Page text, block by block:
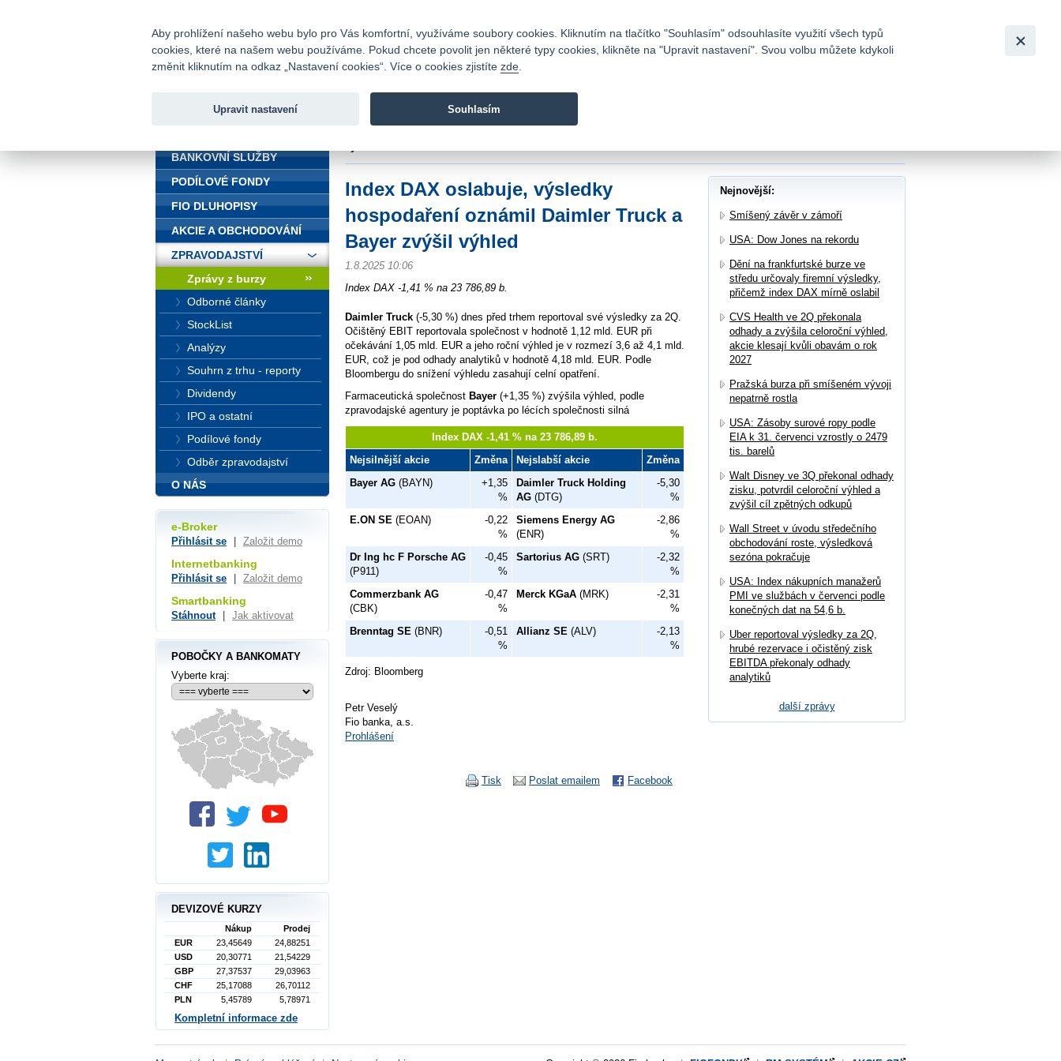
Fio banka
Fio banka je moderní česká banka. Poskytuje účty bez poplatků a
Index DAX oslabuje, výsledky
hospodaření oznámil Daimler Truck a
Bayer zvýšil výhled
1.8.2025 10:06
Index DAX -1,41 % na 23 786,89 b.
Daimler Truck (-5,30 %) dnes před trhem reportoval své výsledky za 2Q.
Očištěný EBIT reportovala společnost v hodnotě 1,12 mld. EUR při
očekávání 1,05 mld. EUR a jeho roční výhled je v rozmezí 3,6 až 4,1 mld.
EUR, což je pod odhady analytiků v hodnotě 4,18 mld. EUR. Podle
Bloombergu do snížení výhledu zasahují celní opatření.
Farmaceutická společnost Bayer (+1,35 %) zvýšila výhled, podle
zpravodajské agentury je poptávka po lécích společnosti silná
Index DAX -1,41 % na 23 786,89 b.
Nejsilnější akcie
Změna Nejslabší akcie
Změna
Bayer AG (BAYN)
+1,35
%
Daimler Truck Holding
AG (DTG)
-5,30
%
E.ON SE (EOAN)
-0,22
%
Siemens Energy AG
(ENR)
-2,86
%
Dr Ing hc F Porsche AG
(P911)
-0,45
%
Sartorius AG (SRT)
-2,32
%
Commerzbank AG
(CBK)
-0,47
%
Merck KGaA (MRK)
-2,31
%
Brenntag SE (BNR)
-0,51
%
Allianz SE (ALV)
-2,13
%
Zdroj: Bloomberg
Petr Veselý
Fio banka, a.s.
Prohlášení
Facebook
Poslat emailem
Tisk
Nejnovější:
Smíšený závěr v zámoří
USA: Dow Jones na rekordu
Dění na frankfurtské burze ve
středu určovaly firemní výsledky,
přičemž index DAX mírně oslabil
CVS Health ve 2Q překonala
odhady a zvýšila celoroční výhled,
akcie klesají kvůli obavám o rok
2027
Pražská burza při smíšeném vývoji
nepatrně rostla
USA: Zásoby surové ropy podle
EIA k 31. červenci vzrostly o 2479
tis. barelů
Walt Disney ve 3Q překonal odhady
zisku, potvrdil celoroční výhled a
zvýšil cíl zpětných odkupů
Wall Street v úvodu středečního
obchodování roste, výsledková
sezóna pokračuje
USA: Index nákupních manažerů
PMI ve službách v červenci podle
konečných dat na 54,6 b.
Uber reportoval výsledky za 2Q,
hrubé rezervace i očistěný zisk
EBITDA překonaly odhady
analytiků
další zprávy
BANKOVNÍ SLUŽBY
PODÍLOVÉ FONDY
FIO DLUHOPISY
AKCIE A OBCHODOVÁNÍ
ZPRAVODAJSTVÍ
Zprávy z burzy
Odborné články
StockList
Analýzy
Souhrn z trhu - reporty
Dividendy
IPO a ostatní
Podílové fondy
Odběr zpravodajství
O NÁS
e-Broker
Přihlásit se Založit demo
Internetbanking
Přihlásit se Založit demo
Smartbanking
Stáhnout Jak aktivovat
POBOČKY A BANKOMATY
Vyberte kraj:
DEVIZOVÉ KURZY
Nákup
Prodej
EUR
23,45649
24,88251
USD
20,30771
21,54229
GBP
27,37537
29,03963
CHF
25,17088
26,70112
PLN
5,45789 5,78971
Kompletní informace zde
Aby prohlížení našeho webu bylo pro Vás komfortní, využíváme soubory cookies. Kliknutím na tlačítko "Souhlasím" odsouhlasíte využití všech typů
cookies, které na našem webu používáme. Pokud chcete povolit jen některé typy cookies, klikněte na "Upravit nastavení". Svou volbu můžete kdykoli
změnit kliknutím na odkaz „Nastavení cookies“. Více o cookies zjistíte zde
Upravit nastavení Souhlasím